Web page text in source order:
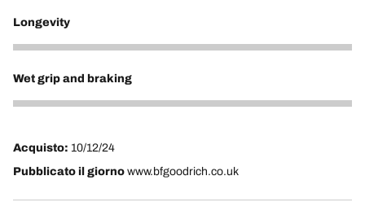
Longevity
1
Wet grip and braking
2
Acquisto: 10/12/24
Pubblicato il giorno www.bfgoodrich.co.uk